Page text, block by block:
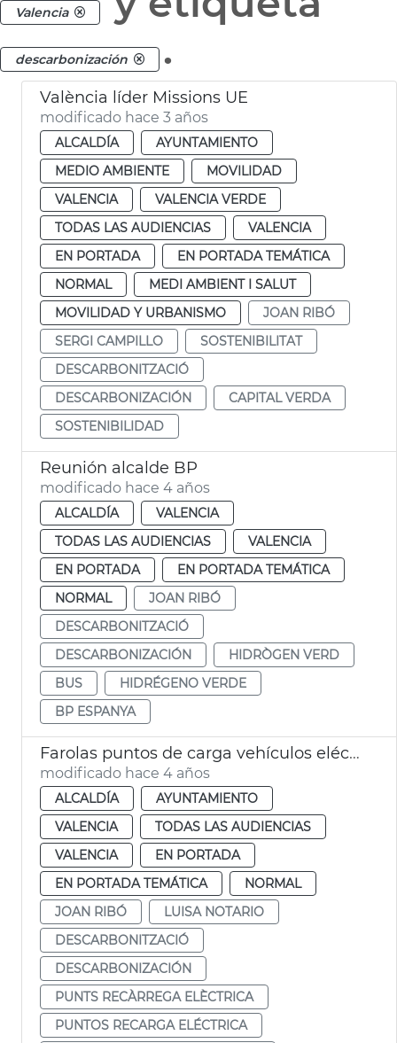
Valencia
descarbonización .
València líder Missions UE
modificado hace 3 años
ALCALDÍA
AYUNTAMIENTO
MEDIO AMBIENTE
MOVILIDAD
VALENCIA
VALENCIA VERDE
TODAS LAS AUDIENCIAS
VALENCIA
EN PORTADA
EN PORTADA TEMÁTICA
NORMAL
MEDI AMBIENT I SALUT
MOVILIDAD Y URBANISMO
JOAN RIBÓ
SERGI CAMPILLO
SOSTENIBILITAT
DESCARBONITZACIÓ
DESCARBONIZACIÓN
CAPITAL VERDA
SOSTENIBILIDAD
Reunión alcalde BP
modificado hace 4 años
ALCALDÍA
VALENCIA
TODAS LAS AUDIENCIAS
VALENCIA
EN PORTADA
EN PORTADA TEMÁTICA
NORMAL
JOAN RIBÓ
DESCARBONITZACIÓ
DESCARBONIZACIÓN
HIDRÒGEN VERD
BUS
HIDRÉGENO VERDE
BP ESPANYA
Farolas puntos de carga vehículos eléctricos
modificado hace 4 años
ALCALDÍA
AYUNTAMIENTO
VALENCIA
TODAS LAS AUDIENCIAS
VALENCIA
EN PORTADA
EN PORTADA TEMÁTICA
NORMAL
JOAN RIBÓ
LUISA NOTARIO
DESCARBONITZACIÓ
DESCARBONIZACIÓN
PUNTS RECÀRREGA ELÈCTRICA
PUNTOS RECARGA ELÉCTRICA